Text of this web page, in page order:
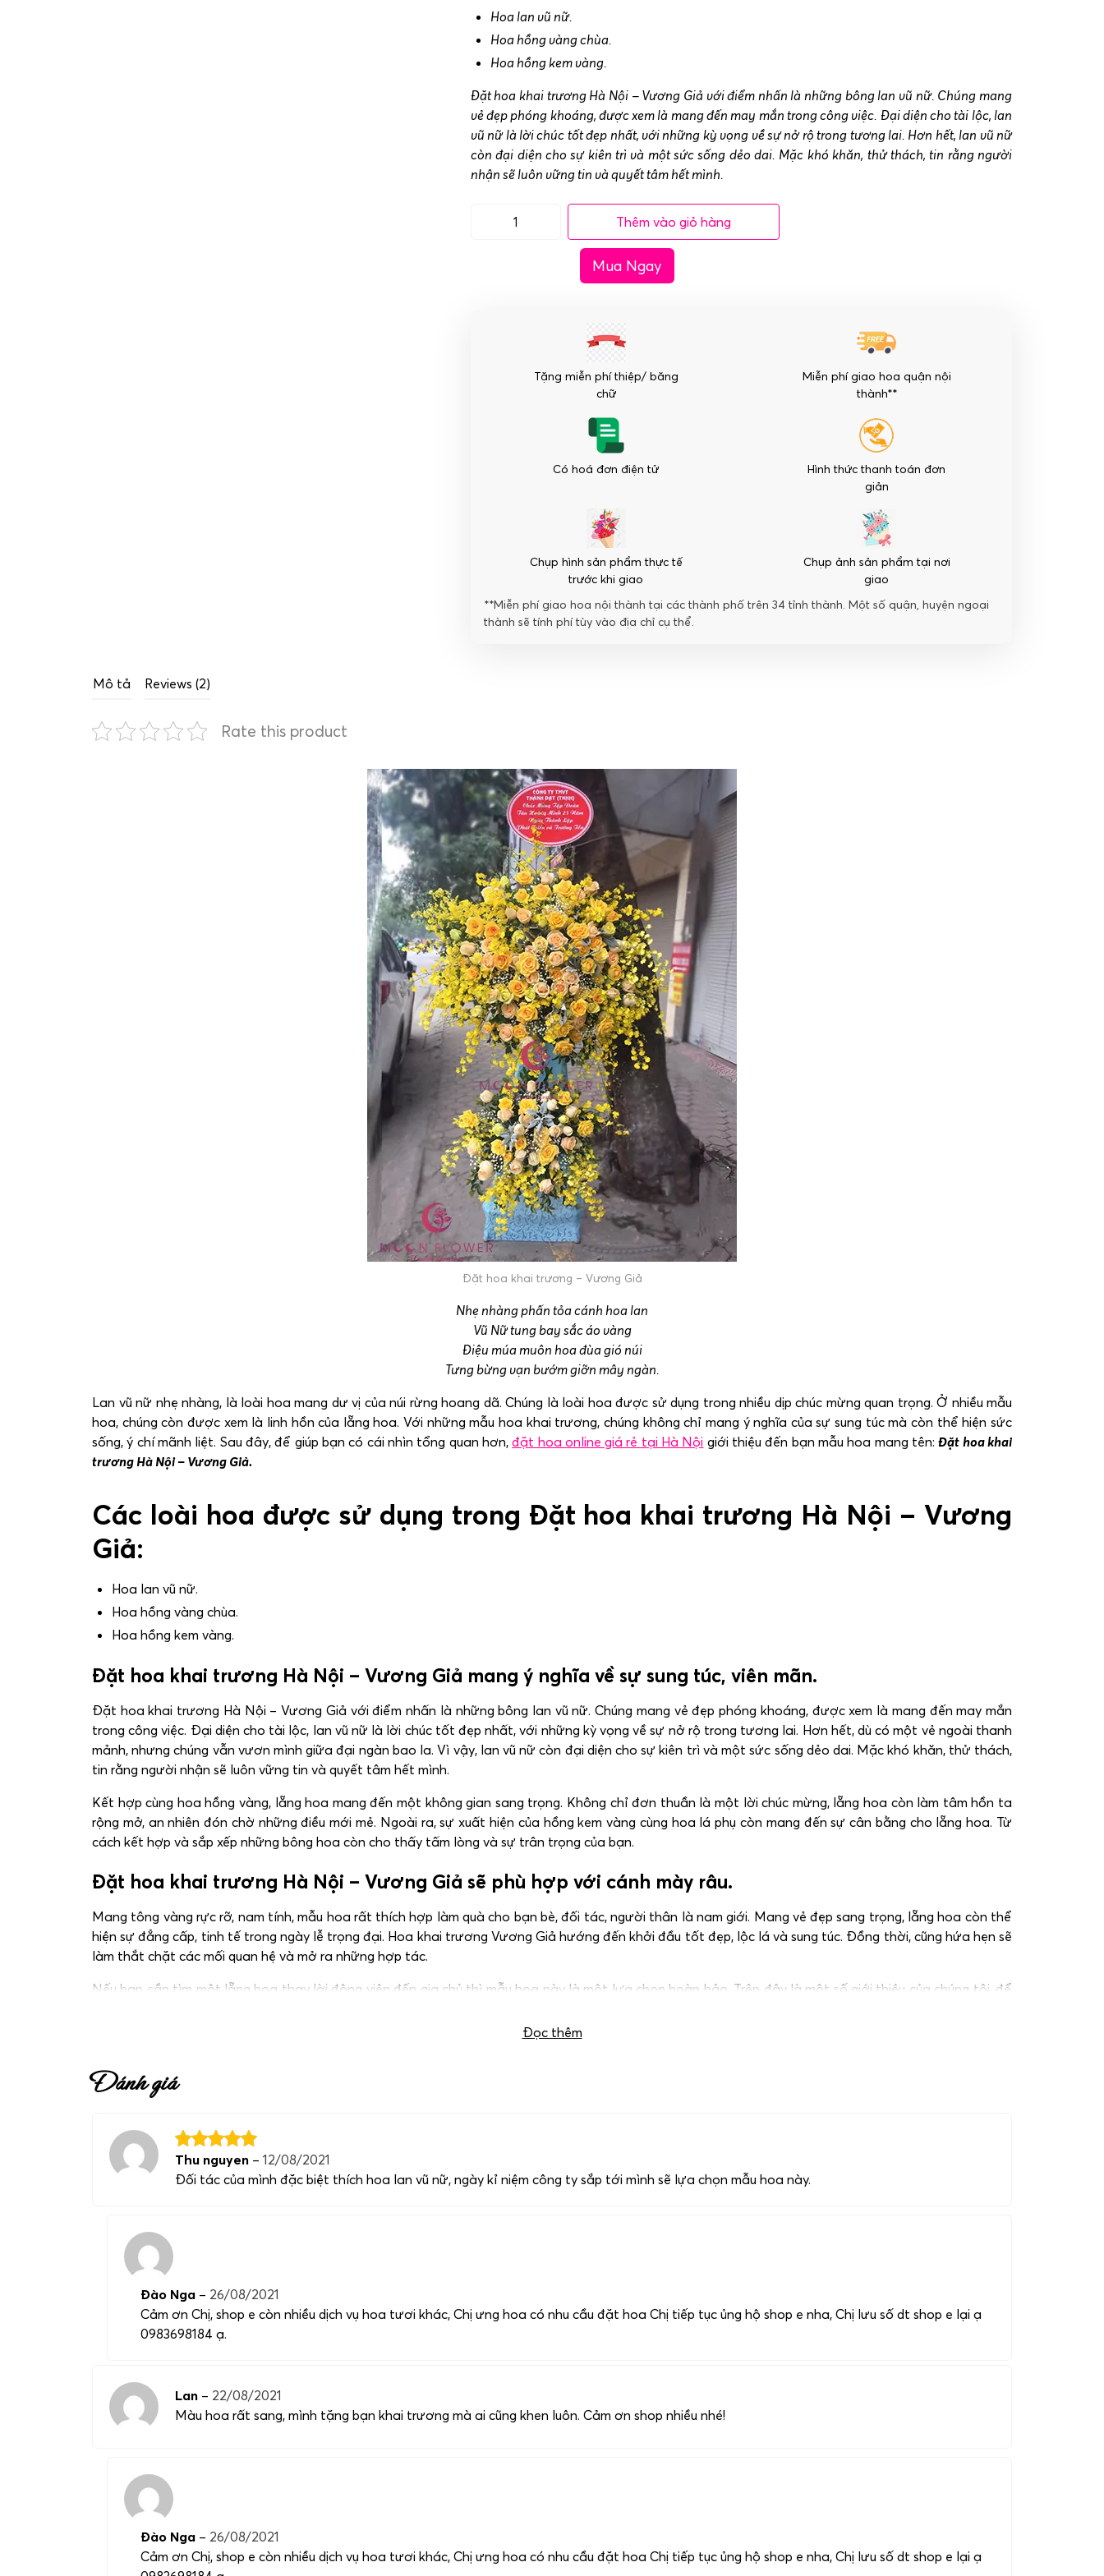
Hoa lan vũ nữ.
Hoa hồng vàng chùa.
Hoa hồng kem vàng.
Đặt hoa khai trương Hà Nội – Vương Giả với điểm nhấn là những bông lan vũ nữ. Chúng mang
vẻ đẹp phóng khoáng, được xem là mang đến may mắn trong công việc. Đại diện cho tài lộc, lan
vũ nữ là lời chúc tốt đẹp nhất, với những kỳ vọng về sự nở rộ trong tương lai. Hơn hết, lan vũ nữ
còn đại diện cho sự kiên trì và một sức sống dẻo dai. Mặc khó khăn, thử thách, tin rằng người
nhận sẽ luôn vững tin và quyết tâm hết mình.
Đặt
Vương
Thêm vào giỏ hàng
Mua Ngay
Tặng miễn phí thiệp/ băng
chữ
Miễn phí giao hoa quận nội
thành**
Có hoá đơn điện tử
Hình thức thanh toán đơn
giản
Chụp hình sản phẩm thực tế
trước khi giao
Chụp ảnh sản phẩm tại nơi
giao
**Miễn phí giao hoa nội thành tại các thành phố trên 34 tỉnh thành. Một số quận, huyện ngoại
thành sẽ tính phí tùy vào địa chỉ cụ thể.
Mô tả Reviews (2)
Rate this product
Đặt hoa khai trương – Vương Giả
Nhẹ nhàng phấn tỏa cánh hoa lan
Vũ Nữ tung bay sắc áo vàng
Điệu múa muôn hoa đùa gió núi
Tưng bừng vạn bướm giỡn mây ngàn.
Lan vũ nữ nhẹ nhàng, là loài hoa mang dư vị của núi rừng hoang dã. Chúng là loài hoa được sử dụng trong nhiều dịp chúc mừng quan trọng. Ở nhiều mẫu
hoa, chúng còn được xem là linh hồn của lẵng hoa. Với những mẫu hoa khai trương, chúng không chỉ mang ý nghĩa của sự sung túc mà còn thể hiện sức
sống, ý chí mãnh liệt. Sau đây, để giúp bạn có cái nhìn tổng quan hơn,đặt hoa online giá rẻ tại Hà Nội giới thiệu đến bạn mẫu hoa mang tên:Đặt hoa khai
trương Hà Nội – Vương Giả.
Các loài hoa được sử dụng trong Đặt hoa khai trương Hà Nội – Vương
Giả:
Hoa lan vũ nữ.
Hoa hồng vàng chùa.
Hoa hồng kem vàng.
Đặt hoa khai trương Hà Nội – Vương Giả mang ý nghĩa về sự sung túc, viên mãn.
Đặt hoa khai trương Hà Nội – Vương Giả với điểm nhấn là những bông lan vũ nữ. Chúng mang vẻ đẹp phóng khoáng, được xem là mang đến may mắn
trong công việc. Đại diện cho tài lộc, lan vũ nữ là lời chúc tốt đẹp nhất, với những kỳ vọng về sự nở rộ trong tương lai. Hơn hết, dù có một vẻ ngoài thanh
mảnh, nhưng chúng vẫn vươn mình giữa đại ngàn bao la. Vì vậy, lan vũ nữ còn đại diện cho sự kiên trì và một sức sống dẻo dai. Mặc khó khăn, thử thách,
tin rằng người nhận sẽ luôn vững tin và quyết tâm hết mình.
Kết hợp cùng hoa hồng vàng, lẵng hoa mang đến một không gian sang trọng. Không chỉ đơn thuần là một lời chúc mừng, lẵng hoa còn làm tâm hồn ta
rộng mở, an nhiên đón chờ những điều mới mẻ. Ngoài ra, sự xuất hiện của hồng kem vàng cùng hoa lá phụ còn mang đến sự cân bằng cho lẵng hoa. Từ
cách kết hợp và sắp xếp những bông hoa còn cho thấy tấm lòng và sự trân trọng của bạn.
Đặt hoa khai trương Hà Nội – Vương Giả sẽ phù hợp với cánh mày râu.
Mang tông vàng rực rỡ, nam tính, mẫu hoa rất thích hợp làm quà cho bạn bè, đối tác, người thân là nam giới. Mang vẻ đẹp sang trọng, lẵng hoa còn thể
hiện sự đẳng cấp, tinh tế trong ngày lễ trọng đại. Hoa khai trương Vương Giả hướng đến khởi đầu tốt đẹp, lộc lá và sung túc. Đồng thời, cũng hứa hẹn sẽ
làm thắt chặt các mối quan hệ và mở ra những hợp tác.
Nếu bạn cần tìm một lẵng hoa thay lời động viên đến gia chủ thì mẫu hoa này là một lựa chọn hoàn hảo. Trên đây là một số giới thiệu của chúng tôi, để
Đọc thêm
Đánh giá
Thu nguyen – 12/08/2021
Đối tác của mình đặc biệt thích hoa lan vũ nữ, ngày kỉ niệm công ty sắp tới mình sẽ lựa chọn mẫu hoa này.
Đào Nga – 26/08/2021
Cảm ơn Chị, shop e còn nhiều dịch vụ hoa tươi khác, Chị ưng hoa có nhu cầu đặt hoa Chị tiếp tục ủng hộ shop e nha, Chị lưu số dt shop e lại ạ
0983698184 ạ.
Lan – 22/08/2021
Màu hoa rất sang, mình tặng bạn khai trương mà ai cũng khen luôn. Cảm ơn shop nhiều nhé!
Đào Nga – 26/08/2021
Cảm ơn Chị, shop e còn nhiều dịch vụ hoa tươi khác, Chị ưng hoa có nhu cầu đặt hoa Chị tiếp tục ủng hộ shop e nha, Chị lưu số dt shop e lại ạ